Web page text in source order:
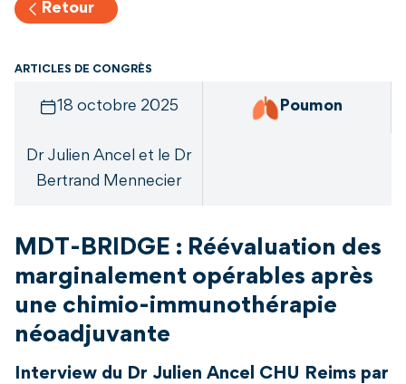
Retour
ARTICLES DE CONGRÈS
18 octobre 2025 Poumon
Dr Julien Ancel et le Dr
Bertrand Mennecier
MDT-BRIDGE : Réévaluation des
marginalement opérables après
une chimio-immunothérapie
néoadjuvante
Interview du Dr Julien Ancel CHU Reims par